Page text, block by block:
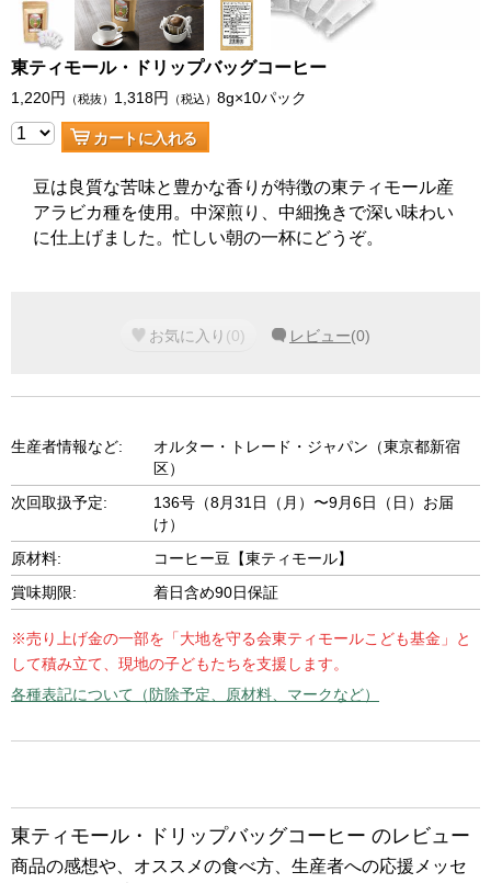
東ティモール・ドリップバッグコーヒー
1,220円 （税抜） 1,318円 （税込） 8g×10パック
カートに入れる
豆は良質な苦味と豊かな香りが特徴の東ティモール産
アラビカ種を使用。中深煎り、中細挽きで深い味わい
に仕上げました。忙しい朝の一杯にどうぞ。
お気に入り (0) レビュー(0)
生産者情報など:
オルター・トレード・ジャパン（東京都新宿
区）
次回取扱予定:
136号（8月31日（月）〜9月6日（日）お届
け）
原材料:
コーヒー豆【東ティモール】
賞味期限:
着日含め90日保証
※売り上げ金の一部を「大地を守る会東ティモールこども基金」と
して積み立て、現地の子どもたちを支援します。
各種表記について（防除予定、原材料、マークなど）
東ティモール・ドリップバッグコーヒー のレビュー
商品の感想や、オススメの食べ方、生産者への応援メッセ